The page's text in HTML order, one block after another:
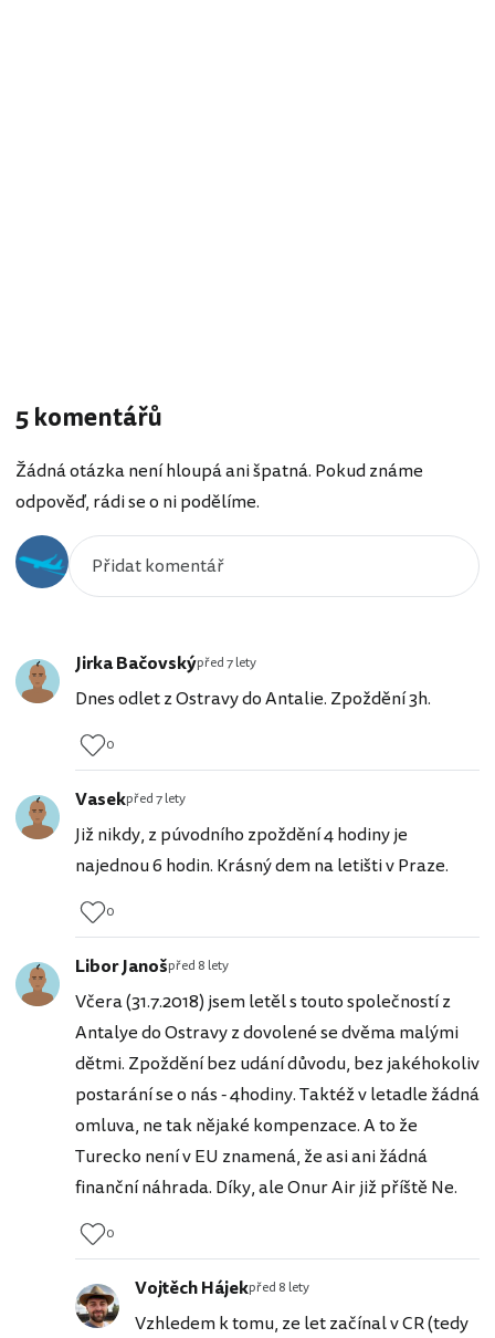
5 komentářů
Žádná otázka není hloupá ani špatná. Pokud známe
odpověď, rádi se o ni podělíme.
Jirka Bačovskýpřed 7 lety
Dnes odlet z Ostravy do Antalie. Zpoždění 3h.
0
Vasekpřed 7 lety
Již nikdy, z púvodního zpoždění 4 hodiny je
najednou 6 hodin. Krásný dem na letišti v Praze.
0
Libor Janošpřed 8 lety
Včera (31.7.2018) jsem letěl s touto společností z
Antalye do Ostravy z dovolené se dvěma malými
dětmi. Zpoždění bez udání důvodu, bez jakéhokoliv
postarání se o nás - 4hodiny. Taktéž v letadle žádná
omluva, ne tak nějaké kompenzace. A to že
Turecko není v EU znamená, že asi ani žádná
finanční náhrada. Díky, ale Onur Air již příště Ne.
0
Vojtěch Hájekpřed 8 lety
Vzhledem k tomu, ze let začínal v CR (tedy